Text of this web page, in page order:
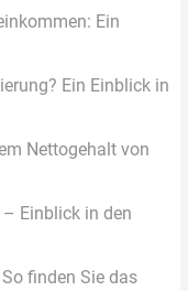
Ein
Ein Einblick in
Nettogehalt von
Einblick in den
finden Sie das